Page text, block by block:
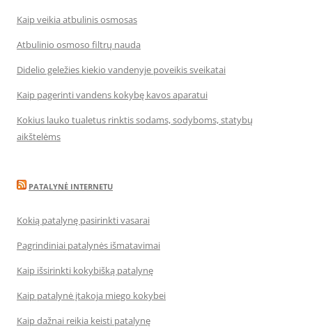
Kaip veikia atbulinis osmosas
Atbulinio osmoso filtrų nauda
Didelio geležies kiekio vandenyje poveikis sveikatai
Kaip pagerinti vandens kokybę kavos aparatui
Kokius lauko tualetus rinktis sodams, sodyboms, statybų
aikštelėms
PATALYNĖ INTERNETU
Kokią patalynę pasirinkti vasarai
Pagrindiniai patalynės išmatavimai
Kaip išsirinkti kokybišką patalynę
Kaip patalynė įtakoja miego kokybei
Kaip dažnai reikia keisti patalynę